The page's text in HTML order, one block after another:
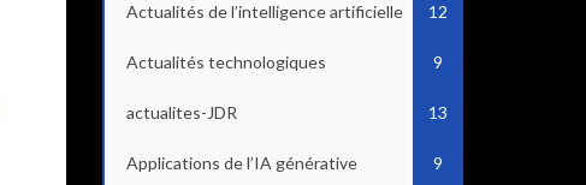
Actualités de l’intelligence artificielle 12
Actualités technologiques 9
actualites-JDR 13
Applications de l’IA générative 9